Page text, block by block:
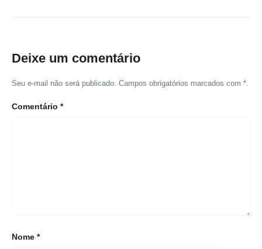
Deixe um comentário
Seu e-mail não será publicado. Campos obrigatórios marcados com *.
Comentário *
Nome *